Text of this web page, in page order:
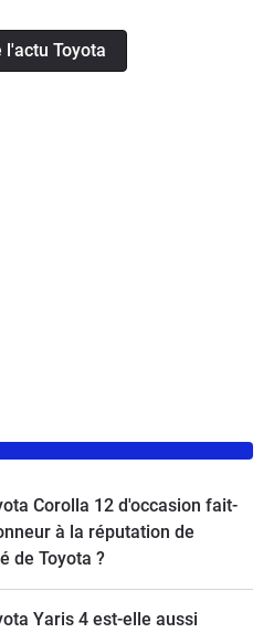
l'actu Toyota
Corolla 12 d'occasion fait-
à la réputation de
de Toyota ?
Yaris 4 est-elle aussi